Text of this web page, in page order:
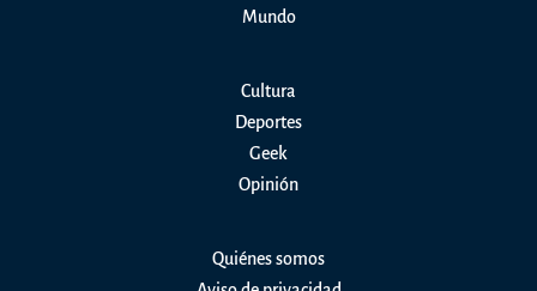
Mundo
Cultura
Deportes
Geek
Opinión
Quiénes somos